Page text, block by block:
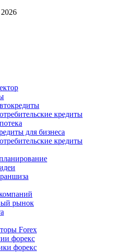
кредиты
для бизнеса
кредиты
рынок
Forex
форекс
форекс